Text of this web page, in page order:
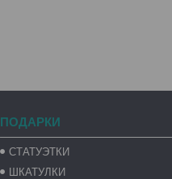
ПОДАРКИ
СТАТУЭТКИ
ШКАТУЛКИ